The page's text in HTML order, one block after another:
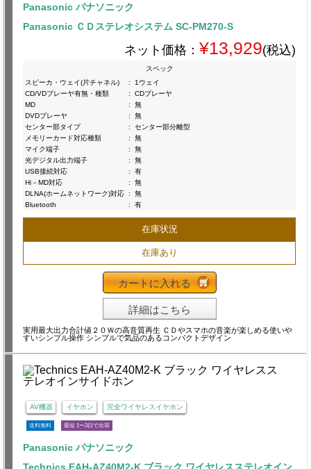
Panasonic パナソニック
Panasonic ＣＤステレオシステム SC-PM270-S
ネット価格： ¥13,929(税込)
スペック
スピーカ・ウェイ(片チャネル)
:
1ウェイ
CD/VDプレーヤ有無・種類
:
CDプレーヤ
MD
:
無
DVDプレーヤ
:
無
センター部タイプ
:
センター部分離型
メモリーカード対応種類
:
無
マイク端子
:
無
光デジタル出力端子
:
無
USB接続対応
:
有
Hi－MD対応
:
無
DLNA(ホームネットワーク)対応 :
無
Bluetooth
: 有
在庫状況
在庫あり
カートに入れる
詳細はこちら
実用最大出力合計値２０Ｗの高音質再生 ＣＤやスマホの音楽が楽しめる使いや
すいシンプル操作 シンプルで気品のあるコンパクトデザイン
AV機器 イヤホン 完全ワイヤレスイヤホン
送料無料 最短 1〜3日で出荷
Panasonic パナソニック